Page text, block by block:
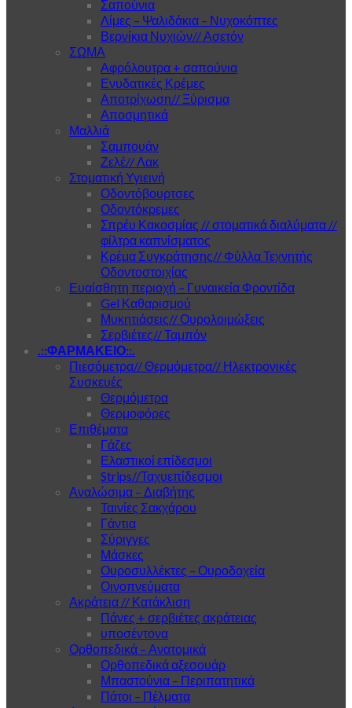
Σαπούνια
Λίμες – Ψαλιδάκια – Νυχοκόπτες
Βερνίκια Νυχιών// Ασετόν
ΣΩΜΑ
Αφρόλουτρα + σαπούνια
Ενυδατικές Κρέμες
Αποτρίχωση// Ξύρισμα
Αποσμητικά
Μαλλιά
Σαμπουάν
Ζελέ// Λακ
Στοματική Υγιεινή
Οδοντόβουρτσες
Οδοντόκρεμες
Σπρέυ Κακοσμίας // στοματικά διαλύματα //
φίλτρα καπνίσματος
Κρέμα Συγκράτησης// Φύλλα Τεχνητής
Οδοντοστοιχίας
Ευαίσθητη περιοχή – Γυναικεία Φροντίδα
Gel Καθαρισμού
Μυκητιάσεις// Ουρολοιμώξεις
Σερβιέτες// Ταμπόν
.::ΦΑΡΜΑΚΕΙΟ::.
Πιεσόμετρα// Θερμόμετρα// Ηλεκτρονικές
Συσκευές
Θερμόμετρα
Θερμοφόρες
Επιθέματα
Γάζες
Ελαστικοί επίδεσμοι
Strips//Ταχυεπίδεσμοι
Αναλώσιμα – Διαβήτης
Ταινίες Σακχάρου
Γάντια
Σύριγγες
Μάσκες
Ουροσυλλέκτες – Ουροδοχεία
Οινοπνεύματα
Ακράτεια // Κατάκλιση
Πάνες + σερβιέτες ακράτειας
υποσέντονα
Ορθοπεδικά – Ανατομικά
Ορθοπεδικά αξεσουάρ
Μπαστούνια – Περιπατητικά
Πάτοι – Πέλματα